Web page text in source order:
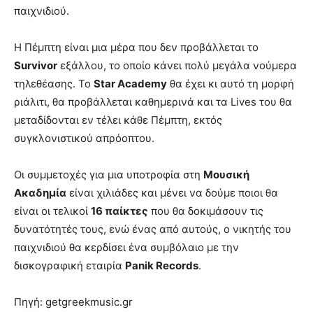
παιχνιδιού.
Η Πέμπτη είναι μια μέρα που δεν προβάλλεται το
Survivor εξάλλου, το οποίο κάνει πολύ μεγάλα νούμερα
τηλεθέασης. Το Star Academy θα έχει κι αυτό τη μορφή
ριάλιτι, θα προβάλλεται καθημερινά και τα Lives του θα
μεταδίδονται εν τέλει κάθε Πέμπτη, εκτός
συγκλονιστικού απρόοπτου.
Οι συμμετοχές για μια υποτροφία στη Μουσική
Ακαδημία είναι χιλιάδες και μένει να δούμε ποιοι θα
είναι οι τελικοί 16 παίκτες που θα δοκιμάσουν τις
δυνατότητές τους, ενώ ένας από αυτούς, ο νικητής του
παιχνιδιού θα κερδίσει ένα συμβόλαιο με την
δισκογραφική εταιρία Panik Records.
Πηγή: getgreekmusic.gr